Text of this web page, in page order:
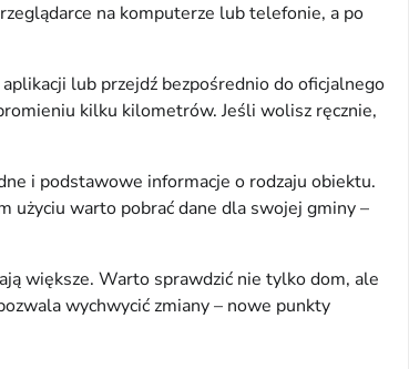
na komputerze lub telefonie, a po
lub przejdź bezpośrednio do oficjalnego
kilku kilometrów. Jeśli wolisz ręcznie,
i podstawowe informacje o rodzaju obiektu.
użyciu warto pobrać dane dla swojej gminy –
większe. Warto sprawdzić nie tylko dom, ale
wychwycić zmiany – nowe punkty